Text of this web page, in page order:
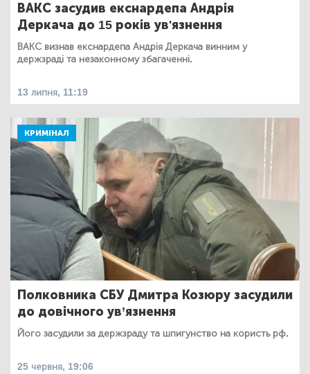
ВАКС засудив екснардепа Андрія
Деркача до 15 років ув'язнення
ВАКС визнав екснардепа Андрія Деркача винним у
держзраді та незаконному збагаченні.
13 липня, 11:19
КРИМІНАЛ
Полковника СБУ Дмитра Козюру засудили
до довічного ув’язнення
Його засудили за держзраду та шпигунство на користь рф.
25 червня, 19:06